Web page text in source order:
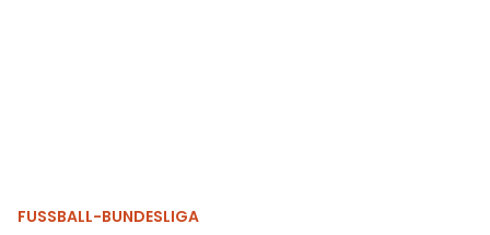
FUSSBALL-BUNDESLIGA